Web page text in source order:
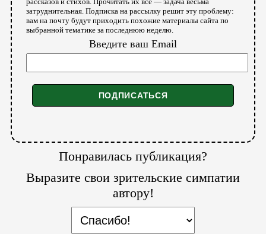
затруднительная. Подписка на рассылку решит эту проблему:
вам на почту будут приходить похожие материалы сайта по
выбранной тематике за последнюю неделю.
Введите ваш Email
Понравилась публикация?
Выразите свои зрительские симпатии
автору!